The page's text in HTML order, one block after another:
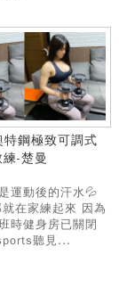
特鋼極致可調式
-楚曼
運動後的汗水💦
在家練起來 因為
時健身房已關閉
聽見...